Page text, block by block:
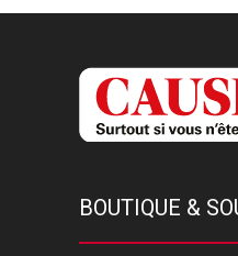
BOUTIQUE &